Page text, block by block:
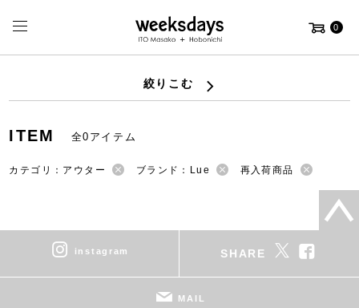
0
絞りこむ
ITEM 全0アイテム
カテゴリ：アウター ブランド：Lue 再入荷商品
instagram SHARE
MAIL